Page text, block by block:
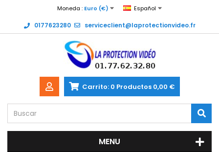
Moneda : Euro (€) Español
0177623280 serviceclient@laprotectionvideo.fr
Carrito: 0 Productos 0,00 €
MENU